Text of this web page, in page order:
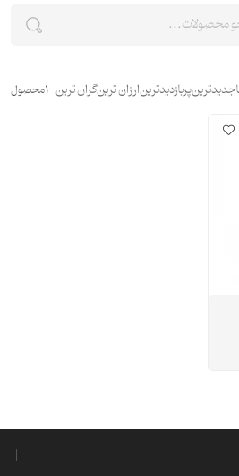
جدیدترینپربازدیدترینارزان ترینگران ترین 1محصول